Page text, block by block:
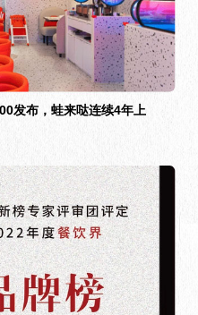
发布，蛙来哒连续4年上